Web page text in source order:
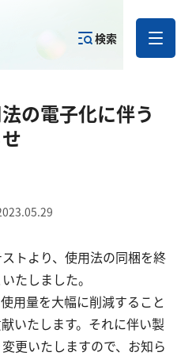
検索
の電子化に伴う
トより、使用法の同梱を終
たしました。
用量を大幅に削減すること
いたします。それに伴い製
更いたしますので、お知ら
ゴリー
で探す